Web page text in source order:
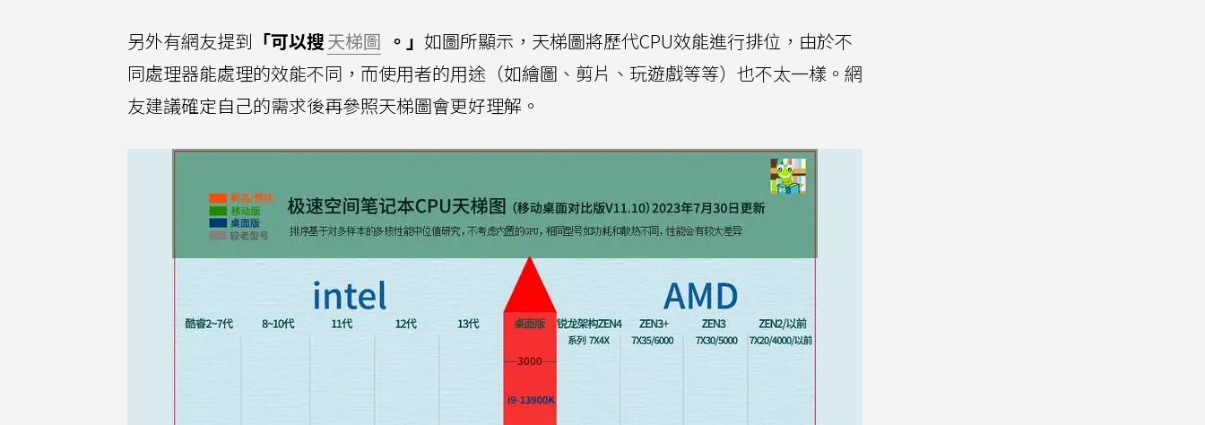
另外有網友提到 「可以搜天梯圖 。」 如圖所顯示，天梯圖將歷代CPU效能進行排位，由於不
同處理器能處理的效能不同，而使用者的用途（如繪圖、剪片、玩遊戲等等）也不太一樣。網
友建議確定自己的需求後再參照天梯圖會更好理解。